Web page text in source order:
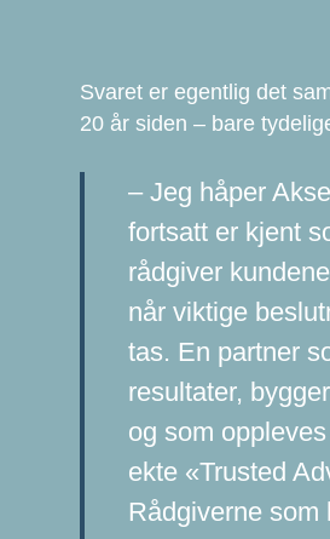
Svaret er egentlig det
20 år siden – bare
– Jeg håper
fortsatt er kjent
rådgiver
når viktige
tas. En partner
resultater,
og som
ekte «Trusted
Rådgiverne som